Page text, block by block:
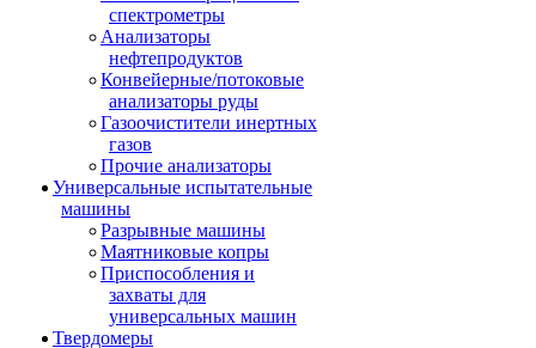
спектрометры
Анализаторы
нефтепродуктов
Конвейерные/потоковые
анализаторы руды
Газоочистители инертных
газов
Прочие анализаторы
Универсальные испытательные
машины
Разрывные машины
Маятниковые копры
Приспособления и
захваты для
универсальных машин
Твердомеры